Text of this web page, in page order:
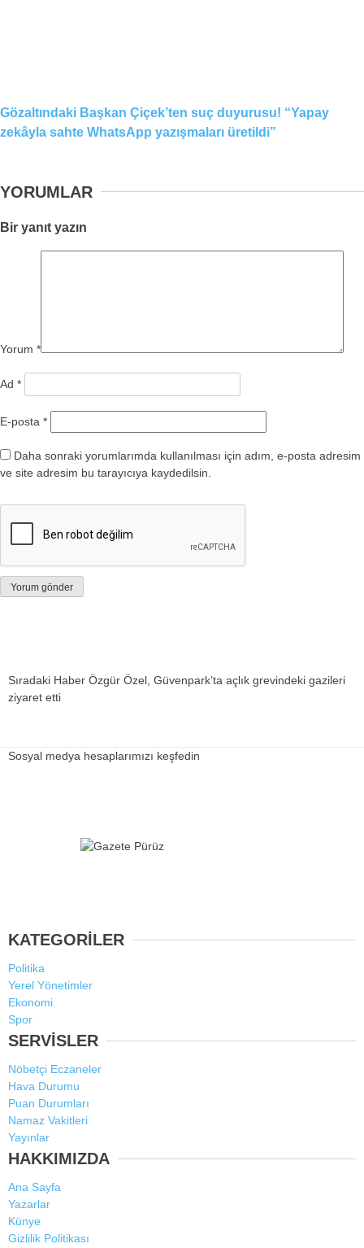
Gözaltındaki Başkan Çiçek’ten suç duyurusu! “Yapay
zekâyla sahte WhatsApp yazışmaları üretildi”
YORUMLAR
Bir yanıt yazın
Yorum *
Ad *
E-posta *
Daha sonraki yorumlarımda kullanılması için adım, e-posta adresim
ve site adresim bu tarayıcıya kaydedilsin.
Sıradaki Haber Özgür Özel, Güvenpark’ta açlık grevindeki gazileri
ziyaret etti
Sosyal medya hesaplarımızı keşfedin
KATEGORİLER
Politika
Yerel Yönetimler
Ekonomi
Spor
SERVİSLER
Nöbetçi Eczaneler
Hava Durumu
Puan Durumları
Namaz Vakitleri
Yayınlar
HAKKIMIZDA
Ana Sayfa
Yazarlar
Künye
Gizlilik Politikası